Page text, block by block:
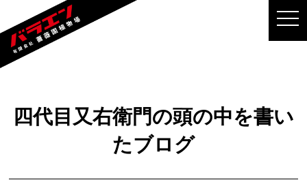
四代目又右衛門の頭の中を書い
たブログ